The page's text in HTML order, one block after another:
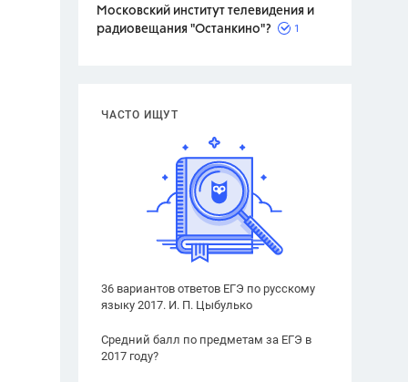
Московский институт телевидения и
радиовещания "Останкино"?
1
ЧАСТО ИЩУТ
36 вариантов ответов ЕГЭ по русскому
языку 2017. И. П. Цыбулько
Средний балл по предметам за ЕГЭ в
2017 году?